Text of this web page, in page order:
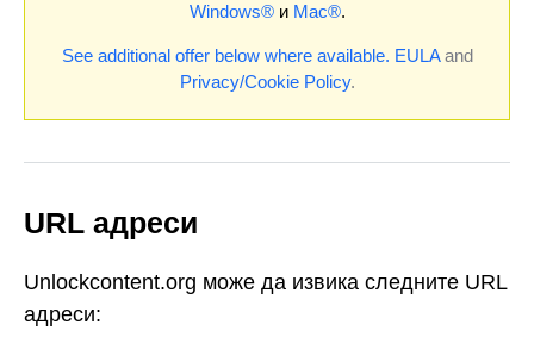
Windows®и Mac®.
See additional offer below where available. EULAand
Privacy/Cookie Policy.
URL адреси
Unlockcontent.org може да извика следните URL
адреси: